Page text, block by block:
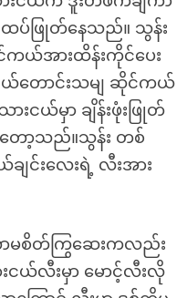
ထပ်ဖြုတ်နေသည်။ သွန်း
ယ်အားထိန်းကိုင်ပေး
ငယ်တောင်းသမျ ဆိုင်ကယ်
းငယ်မှာ ချိန်းဖုံးဖြုတ်
တော့သည်။သွန်း တစ်
င်းလေးရဲ့ လီးအား
မစိတ်ကြွဆေးကလည်း
ငယ်လီးမှာ မောင့်လီးလို